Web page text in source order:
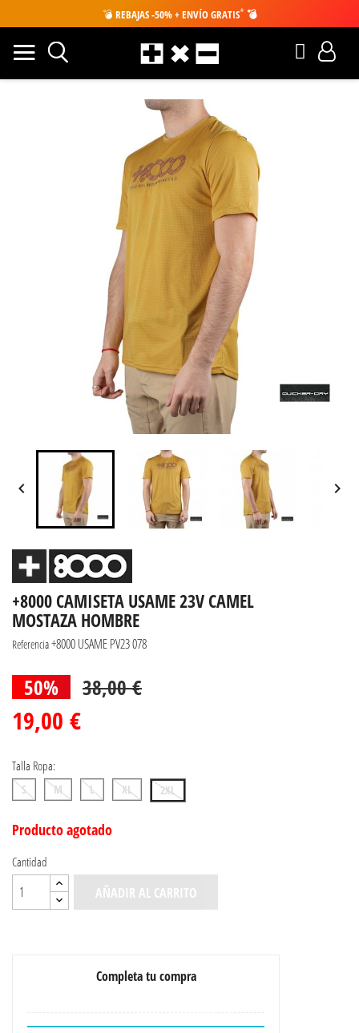
💣 REBAJAS -50% + ENVÍO GRATIS* 💣
 
+8000 CAMISETA USAME 23V CAMEL
MOSTAZA HOMBRE
Referencia+8000 USAME PV23 078
50% 38,00 €
19,00 €
Talla Ropa:
S M L XL 2XL
Producto agotado
Cantidad
AÑADIR AL CARRITO
Completa tu compra